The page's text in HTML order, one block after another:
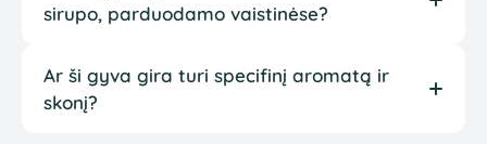
sirupo, parduodamo vaistinėse?
Ar ši gyva gira turi specifinį aromatą ir
skonį?